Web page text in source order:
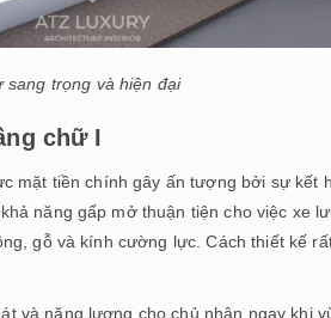
sang trọng và hiện đại
chữ I
mặt tiền chính gây ấn tượng bởi sự kết
năng gấp mở thuận tiện cho việc xe
gỗ và kính cường lực. Cách thiết kế
và năng lượng cho chủ nhân ngay khi